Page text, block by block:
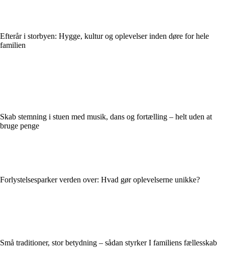
Efterår i storbyen: Hygge, kultur og oplevelser inden døre for hele
familien
Skab stemning i stuen med musik, dans og fortælling – helt uden at
bruge penge
Forlystelsesparker verden over: Hvad gør oplevelserne unikke?
Små traditioner, stor betydning – sådan styrker I familiens fællesskab